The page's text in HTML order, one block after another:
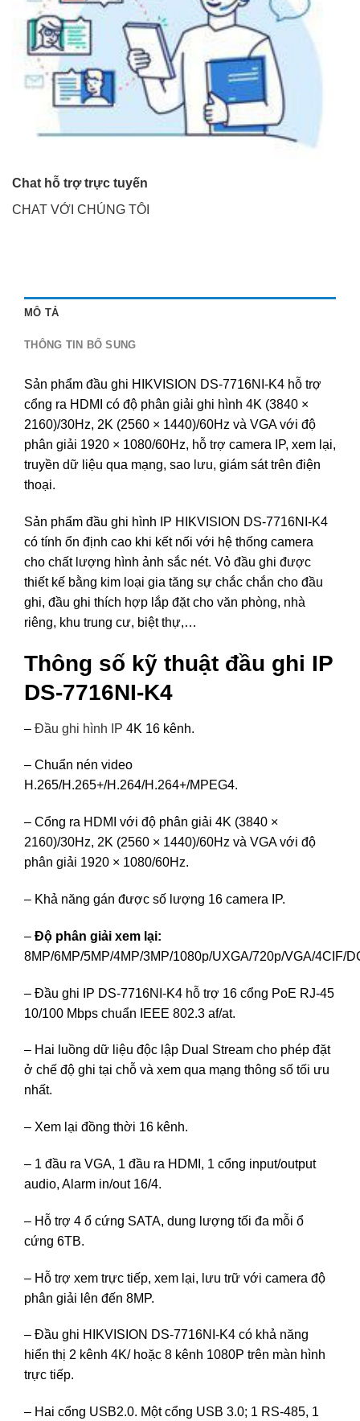
Chat hỗ trợ trực tuyến
CHAT VỚI CHÚNG TÔI
MÔ TẢ
THÔNG TIN BỔ SUNG
Sản phẩm đầu ghi HIKVISION DS-7716NI-K4 hỗ trợ
cổng ra HDMI có độ phân giải ghi hình 4K (3840 ×
2160)/30Hz, 2K (2560 × 1440)/60Hz và VGA với độ
phân giải 1920 × 1080/60Hz, hỗ trợ camera IP, xem lại,
truyền dữ liệu qua mạng, sao lưu, giám sát trên điện
thoại.
Sản phẩm đầu ghi hình IP HIKVISION DS-7716NI-K4
có tính ổn định cao khi kết nối với hệ thống camera
cho chất lượng hình ảnh sắc nét. Vỏ đầu ghi được
thiết kế bằng kim loại gia tăng sự chắc chắn cho đầu
ghi, đầu ghi thích hợp lắp đặt cho văn phòng, nhà
riêng, khu trung cư, biệt thự,…
Thông số kỹ thuật đầu ghi IP
DS-7716NI-K4
– Đầu ghi hình IP 4K 16 kênh.
– Chuẩn nén video
H.265/H.265+/H.264/H.264+/MPEG4.
– Cổng ra HDMI với độ phân giải 4K (3840 ×
2160)/30Hz, 2K (2560 × 1440)/60Hz và VGA với độ
phân giải 1920 × 1080/60Hz.
– Khả năng gán được số lượng 16 camera IP.
– Độ phân giải xem lại:
8MP/6MP/5MP/4MP/3MP/1080p/UXGA/720p/VGA/4CIF/
– Đầu ghi IP DS-7716NI-K4 hỗ trợ 16 cổng PoE RJ-45
10/100 Mbps chuẩn IEEE 802.3 af/at.
– Hai luồng dữ liệu độc lập Dual Stream cho phép đặt
ở chế độ ghi tại chỗ và xem qua mạng thông số tối ưu
nhất.
– Xem lại đồng thời 16 kênh.
– 1 đầu ra VGA, 1 đầu ra HDMI, 1 cổng input/output
audio, Alarm in/out 16/4.
– Hỗ trợ 4 ổ cứng SATA, dung lượng tối đa mỗi ổ
cứng 6TB.
– Hỗ trợ xem trực tiếp, xem lại, lưu trữ với camera độ
phân giải lên đến 8MP.
– Đầu ghi HIKVISION DS-7716NI-K4 có khả năng
hiển thị 2 kênh 4K/ hoặc 8 kênh 1080P trên màn hình
trực tiếp.
– Hai cổng USB2.0. Một cổng USB 3.0; 1 RS-485, 1